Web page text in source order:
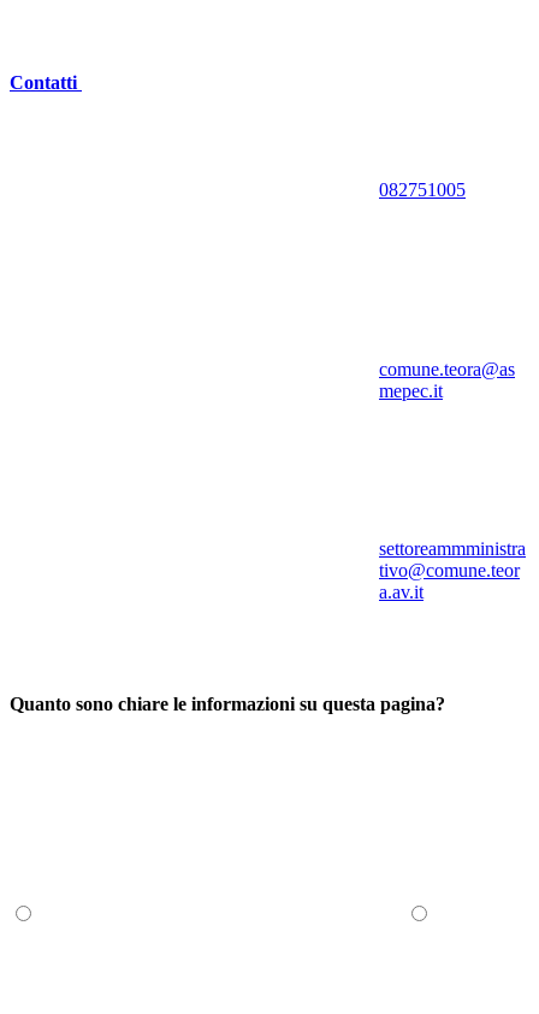
Contatti
082751005
comune.teora@as
mepec.it
settoreammministra
tivo@comune.teor
a.av.it
Quanto sono chiare le informazioni su questa pagina?